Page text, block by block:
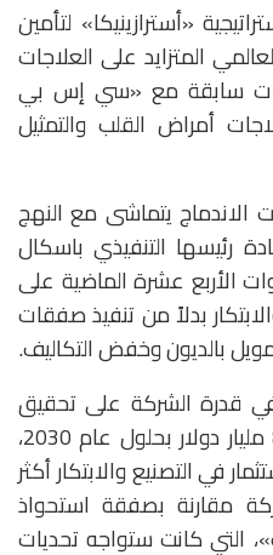
«أسترازينيكا» لتأمين
المتزايد على العلاجات
سابقة مع «سي إس بي
أمراض القلب والتمثيل
يتماشى مع النهج
رئيسها التنفيذي باسكال
الأربع عشرة الماضية على
بدلاً من تنفيذ صفقات
بالديون وخفض التكاليف.
قدرة الشركة على تحقيق
هدفها برفع الإيرادات إلى 80 مليار دولار بحلول عام 2030،
في التصنيع والابتكار أكثر
مقارنة بصفقة استحواذ
التي كانت ستواجه تحديات